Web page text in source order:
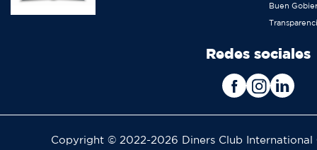
Buen
Redes sociales
Copyright © 2022-2026 Diners Club International